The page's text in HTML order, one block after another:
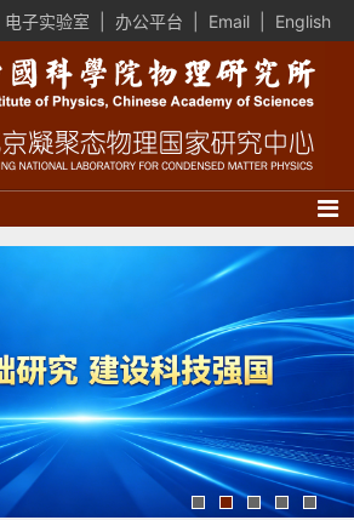
电子实验室 办公平台 Email English